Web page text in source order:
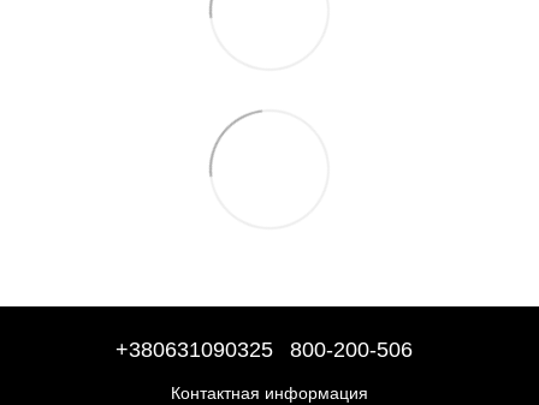
+380631090325 800-200-506
Контактная информация